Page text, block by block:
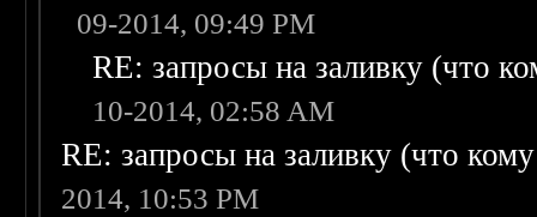
09-2014, 09:49 PM
RE: запросы на заливку (что
10-2014, 02:58 AM
RE: запросы на заливку (что
2014, 10:53 PM